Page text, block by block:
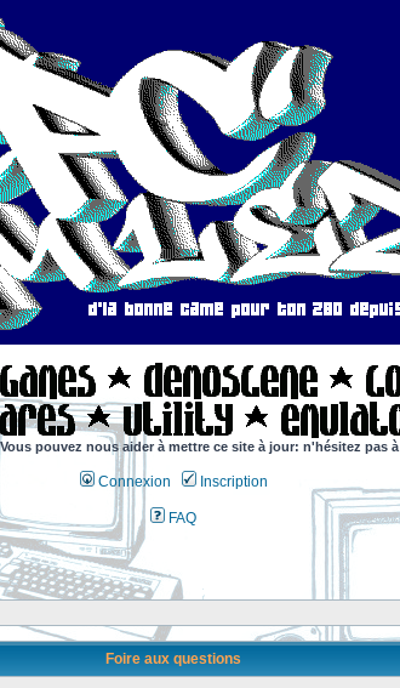
pouvez nous aider à mettre ce site à jour: n'hésitez pas à
Connexion Inscription
FAQ
Foire aux questions